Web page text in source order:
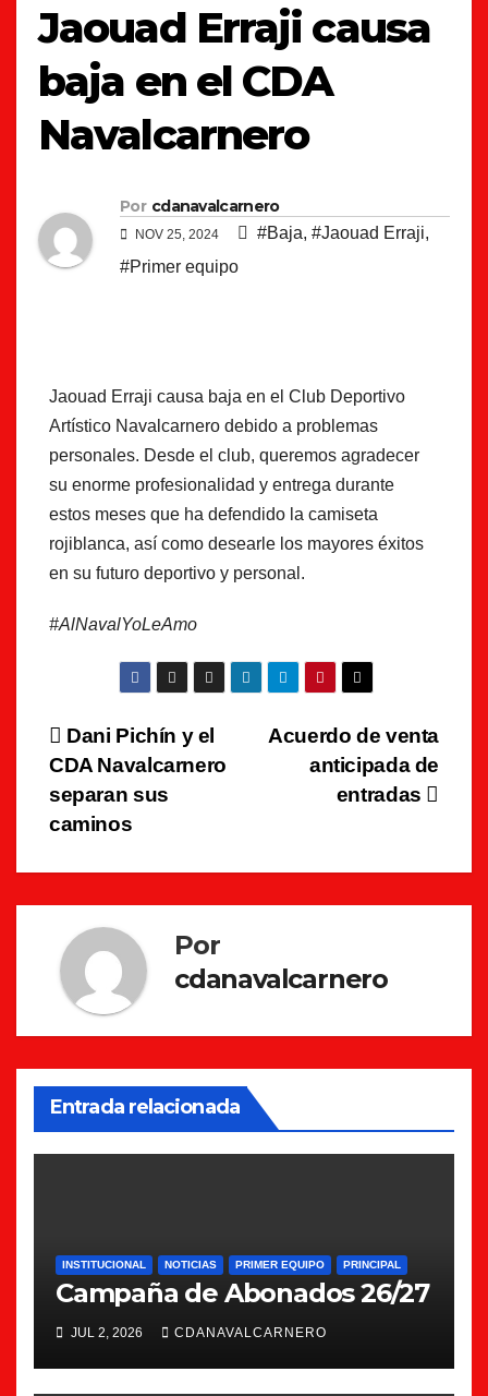
Jaouad Erraji causa
baja en el CDA
Navalcarnero
Por cdanavalcarnero
NOV 25, 2024 #Baja, #Jaouad Erraji,
#Primer equipo
Jaouad Erraji causa baja en el Club Deportivo
Artístico Navalcarnero debido a problemas
personales. Desde el club, queremos agradecer
su enorme profesionalidad y entrega durante
estos meses que ha defendido la camiseta
rojiblanca, así como desearle los mayores éxitos
en su futuro deportivo y personal.
#AlNavalYoLeAmo
Navegación
de
entradas
Acuerdo de venta
anticipada de
entradas
Dani Pichín y el
CDA Navalcarnero
separan sus
caminos
Por
cdanavalcarnero
Entrada relacionada
INSTITUCIONAL NOTICIAS PRIMER EQUIPO PRINCIPAL
Campaña de Abonados 26/27
JUL 2, 2026 CDANAVALCARNERO